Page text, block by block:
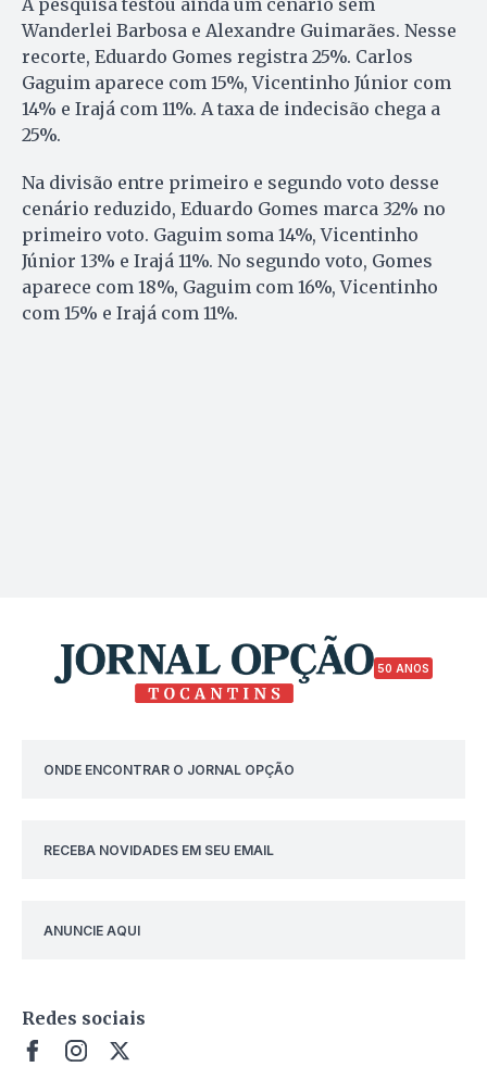
Wanderlei Barbosa e Alexandre Guimarães. Nesse
recorte, Eduardo Gomes registra 25%. Carlos
Gaguim aparece com 15%, Vicentinho Júnior com
14% e Irajá com 11%. A taxa de indecisão chega a
25%.
Na divisão entre primeiro e segundo voto desse
cenário reduzido, Eduardo Gomes marca 32% no
primeiro voto. Gaguim soma 14%, Vicentinho
Júnior 13% e Irajá 11%. No segundo voto, Gomes
aparece com 18%, Gaguim com 16%, Vicentinho
com 15% e Irajá com 11%.
50 ANOS
ONDE ENCONTRAR O JORNAL OPÇÃO
RECEBA NOVIDADES EM SEU EMAIL
ANUNCIE AQUI
Redes sociais